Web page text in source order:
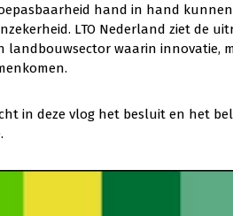
hand in hand
LTO Nederland ziet de
landbouwsector waarin innovatie,
in deze vlog het besluit en het